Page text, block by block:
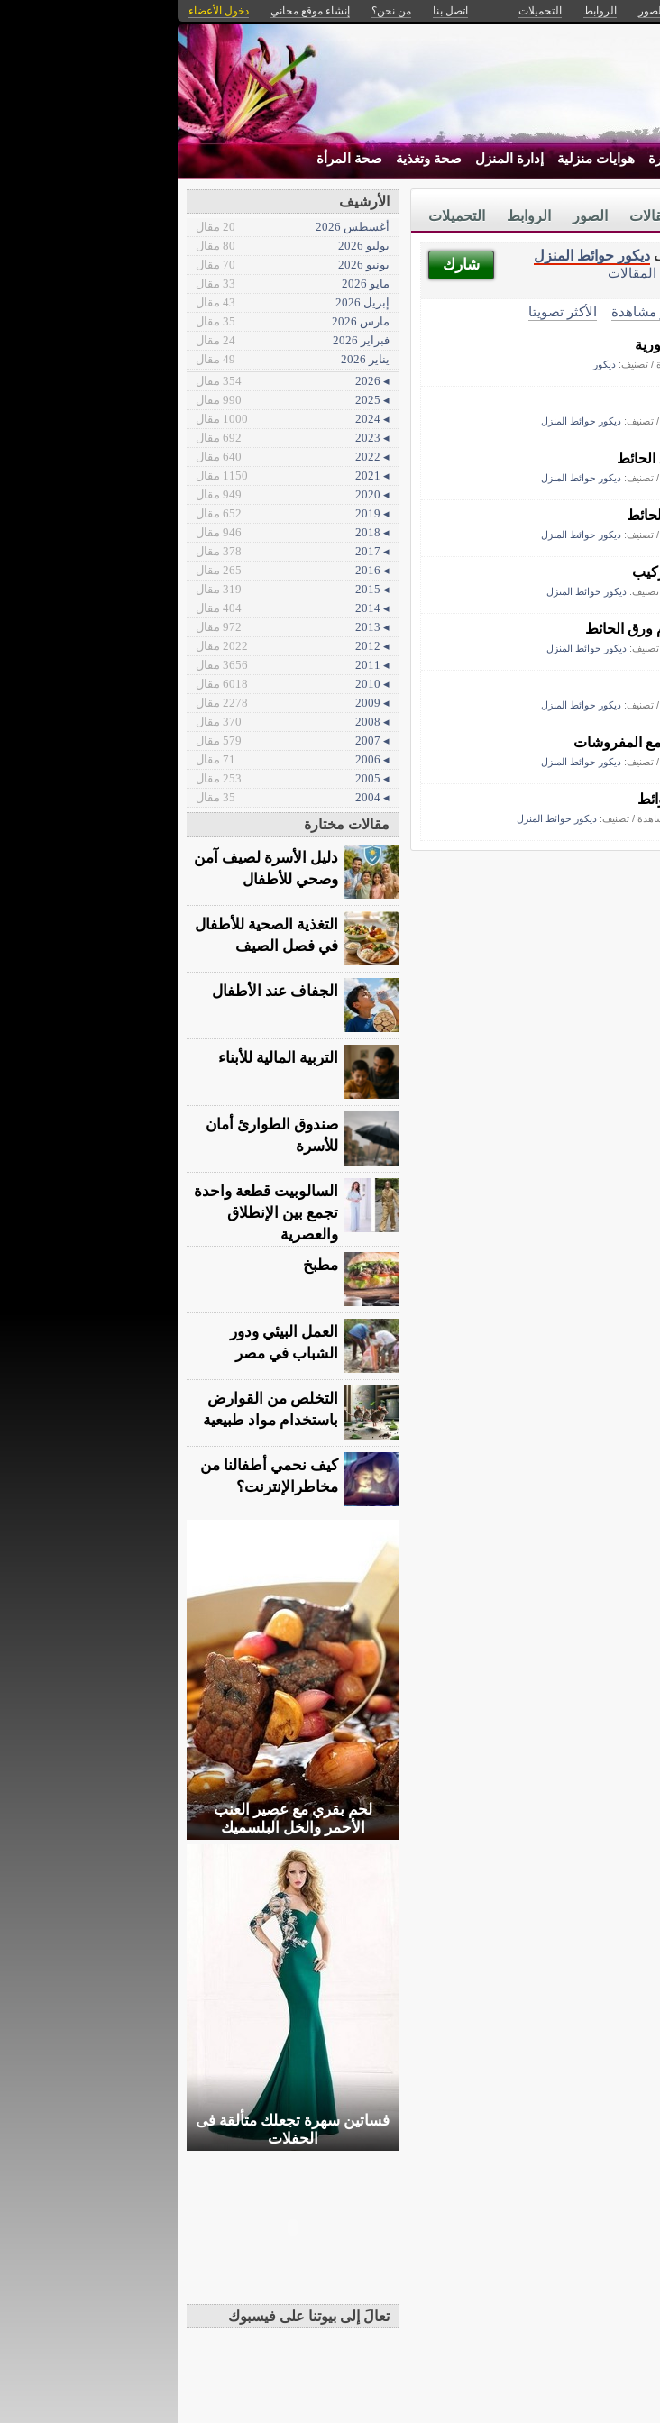
الصور الروابط التحميلات اتصل بنا من نحن؟ إنشاء موقع مجاني دخول الأعضاء
هوايات منزلية إدارة المنزل صحة وتغذية صحة المرأة
التحميلات الروابط الصور
شارك
ديكور حوائط المنزل
مشاهدة الأكثر تصويتا
/ تصنيف: ديكور
/ تصنيف: ديكور حوائط المنزل
/ تصنيف: ديكور حوائط المنزل
/ تصنيف: ديكور حوائط المنزل
ديكور حوائط المنزل
ورق الحائط
ديكور حوائط المنزل
/ تصنيف: ديكور حوائط المنزل
مع المفروشات
/ تصنيف: ديكور حوائط المنزل
/ تصنيف: ديكور حوائط المنزل
الأرشيف
أغسطس 2026
20 مقال
يوليو 2026
80 مقال
يونيو 2026
70 مقال
مايو 2026
33 مقال
إبريل 2026
43 مقال
مارس 2026
35 مقال
فبراير 2026
24 مقال
يناير 2026
49 مقال
◂ 2026
354 مقال
◂ 2025
990 مقال
◂ 2024
1000 مقال
◂ 2023
692 مقال
◂ 2022
640 مقال
◂ 2021
1150 مقال
◂ 2020
949 مقال
◂ 2019
652 مقال
◂ 2018
946 مقال
◂ 2017
378 مقال
◂ 2016
265 مقال
◂ 2015
319 مقال
◂ 2014
404 مقال
◂ 2013
972 مقال
◂ 2012
2022 مقال
◂ 2011
3656 مقال
◂ 2010
6018 مقال
◂ 2009
2278 مقال
◂ 2008
370 مقال
◂ 2007
579 مقال
◂ 2006
71 مقال
◂ 2005
253 مقال
◂ 2004
35 مقال
مقالات مختارة
دليل الأسرة لصيف آمن
وصحي للأطفال
التغذية الصحية للأطفال
في فصل الصيف
الجفاف عند الأطفال
التربية المالية للأبناء
صندوق الطوارئ أمان
للأسرة
السالوبيت قطعة واحدة
تجمع بين الإنطلاق
والعصرية
مطبخ
العمل البيئي ودور
الشباب في مصر
التخلص من القوارض
باستخدام مواد طبيعية
كيف نحمي أطفالنا من
مخاطرالإنترنت؟
لحم بقري مع عصير العنب
الأحمر والخل البلسميك
فساتين سهرة تجعلك متألقة فى
الحفلات
تعالَ إلى بيوتنا على فيسبوك